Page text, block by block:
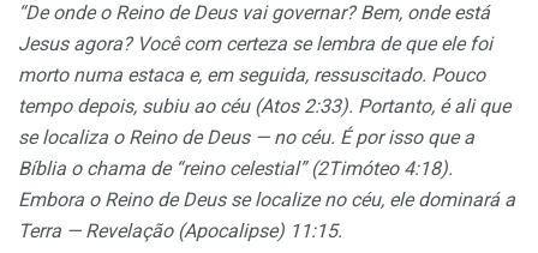
“De onde o Reino de Deus vai governar? Bem, onde está
Jesus agora? Você com certeza se lembra de que ele foi
morto numa estaca e, em seguida, ressuscitado. Pouco
tempo depois, subiu ao céu (Atos 2:33). Portanto, é ali que
se localiza o Reino de Deus — no céu. É por isso que a
Bíblia o chama de “reino celestial” (2Timóteo 4:18).
Embora o Reino de Deus se localize no céu, ele dominará a
Terra — Revelação (Apocalipse) 11:15.